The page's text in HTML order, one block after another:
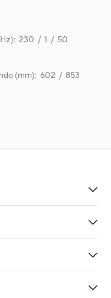
Hz): 230 / 1 / 50
(mm): 602 / 853